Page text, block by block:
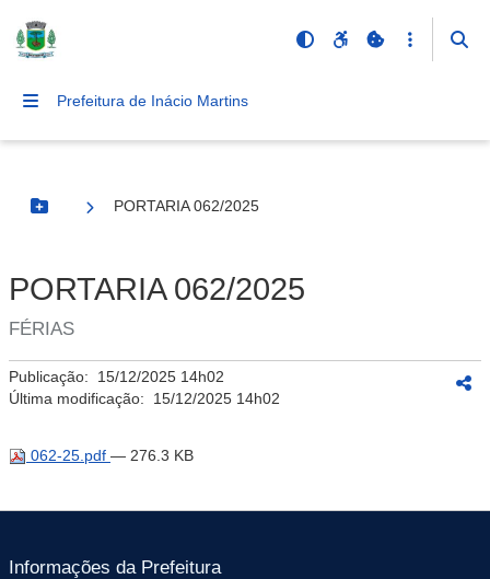
Prefeitura de Inácio Martins
Botão Menu
PORTARIA 062/2025
PORTARIA 062/2025
FÉRIAS
Publicação: 15/12/2025 14h02
Última modificação: 15/12/2025 14h02
062-25.pdf — 276.3 KB
Informações da Prefeitura